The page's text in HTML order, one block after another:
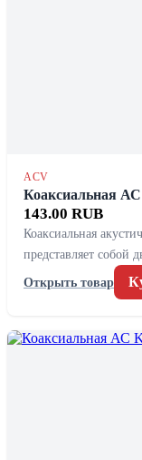
ACV
Коаксиальная
143.00 RUB
Коаксиальная
представляет собой
Открыть товар